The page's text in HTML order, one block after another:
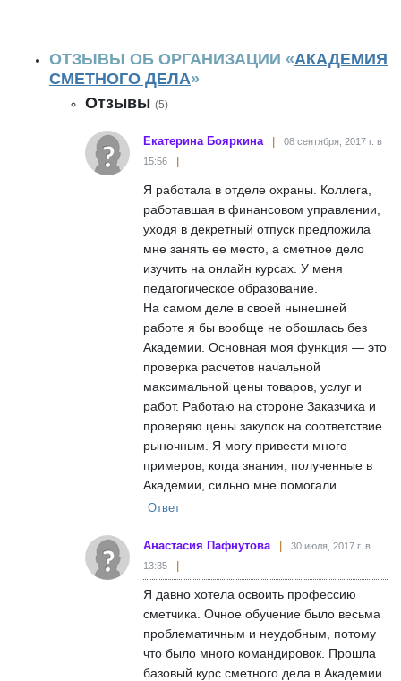
ОТЗЫВЫ ОБ ОРГАНИЗАЦИИ «АКАДЕМИЯ
СМЕТНОГО ДЕЛА»
Отзывы (5)
Екатерина Бояркина
08 сентября, 2017 г. в
15:56
Я работала в отделе охраны. Коллега,
работавшая в финансовом управлении,
уходя в декретный отпуск предложила
мне занять ее место, а сметное дело
изучить на онлайн курсах. У меня
педагогическое образование.
На самом деле в своей нынешней
работе я бы вообще не обошлась без
Академии. Основная моя функция — это
проверка расчетов начальной
максимальной цены товаров, услуг и
работ. Работаю на стороне Заказчика и
проверяю цены закупок на соответствие
рыночным. Я могу привести много
примеров, когда знания, полученные в
Академии, сильно мне помогали.
Ответ
Анастасия Пафнутова
30 июля, 2017 г. в
13:35
Я давно хотела освоить профессию
сметчика. Очное обучение было весьма
проблематичным и неудобным, потому
что было много командировок. Прошла
базовый курс сметного дела в Академии.